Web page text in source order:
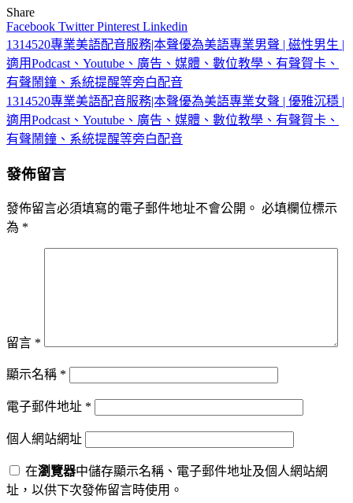
Share
Facebook TwitterPinterest Linkedin
文
章
導
覽
1314520專業美語配音服務|本聲優為美語專業男聲 | 磁性男生 |
適用Podcast、Youtube、廣告、媒體、數位教學、有聲賀卡、
有聲鬧鐘、系統提醒等旁白配音
1314520專業美語配音服務|本聲優為美語專業女聲 | 優雅沉穩 |
適用Podcast、Youtube、廣告、媒體、數位教學、有聲賀卡、
有聲鬧鐘、系統提醒等旁白配音
發佈留言
發佈留言必須填寫的電子郵件地址不會公開。 必填欄位標示
為 *
留言 *
顯示名稱 *
電子郵件地址 *
個人網站網址
在瀏覽器中儲存顯示名稱、電子郵件地址及個人網站網
址，以供下次發佈留言時使用。